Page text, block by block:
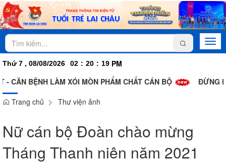
Thứ 7 , 08/08/2026 02 : 20 : 19 PM
- CĂN BỆNH LÀM XÓI MÒN PHẨM CHẤT CÁN BỘ
ĐỪNG
Trang chủ
Thư viện ảnh
Nữ cán bộ Đoàn chào mừng
Tháng Thanh niên năm 2021